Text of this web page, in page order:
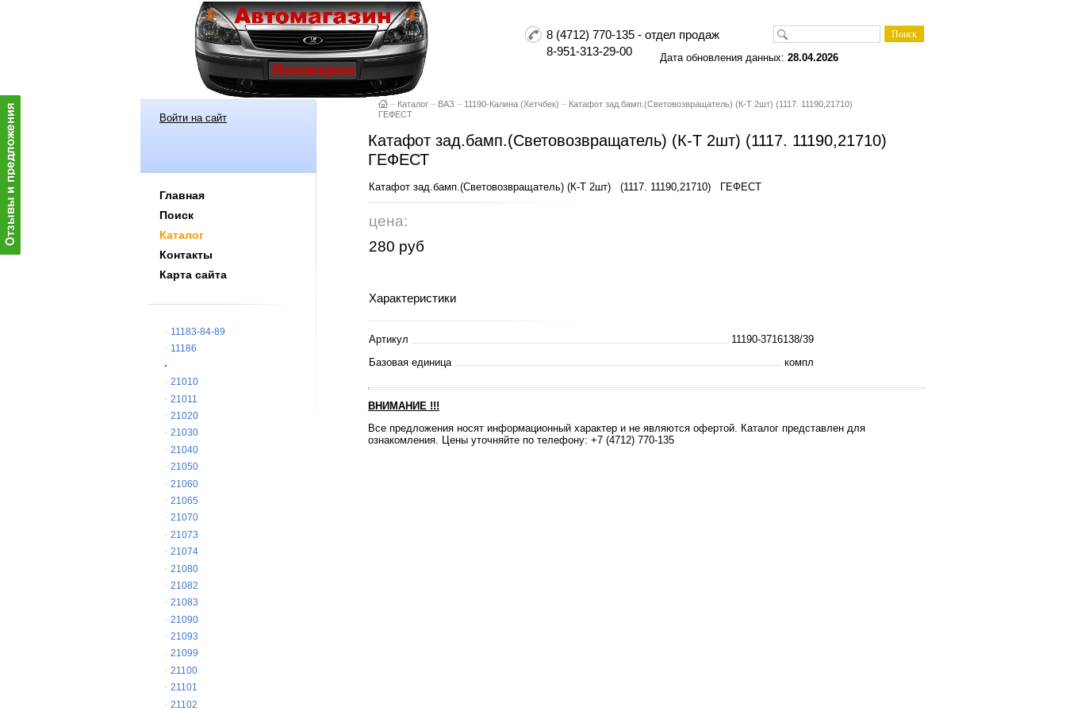
8 (4712) 770-135 - отдел продаж
8-951-313-29-00
Дата обновления данных: 28.04.2026
Войти на сайт
Главная
Поиск
Каталог
Контакты
Карта сайта
11183-84-89
11186
21010
21011
21020
21030
21040
21050
21060
21065
21070
21073
21074
21080
21082
21083
21090
21093
21099
21100
21101
21102
– Каталог – ВАЗ – 11190-Калина (Хетчбек) – Катафот зад.бамп.(Световозвращатель) (К-Т 2шт) (1117. 11190,21710)
ГЕФЕСТ
Катафот зад.бамп.(Световозвращатель) (К-Т 2шт) (1117. 11190,21710)
ГЕФЕСТ
Катафот зад.бамп.(Световозвращатель) (К-Т 2шт) (1117. 11190,21710) ГЕФЕСТ
цена:
280 руб
Характеристики
Артикул
11190-3716138/39
Базовая единица
компл
ВНИМАНИЕ !!!
Все предложения носят информационный характер и не являются офертой. Каталог представлен для
ознакомления. Цены уточняйте по телефону: +7 (4712) 770-135